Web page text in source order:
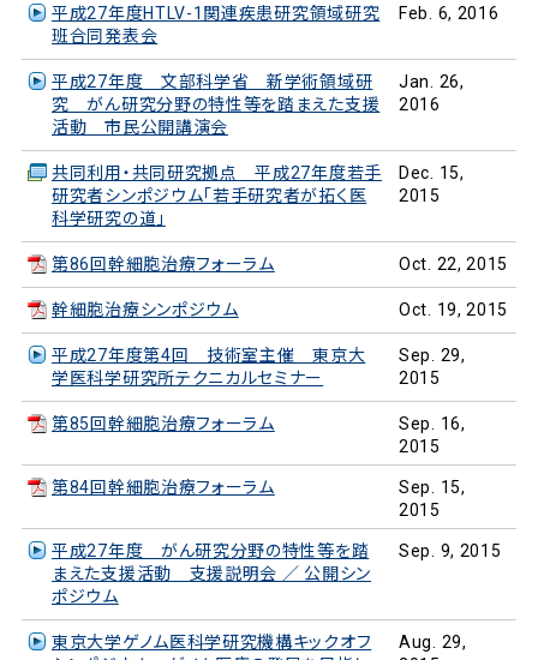
平成27年度HTLV-1関連疾患研究領域研究
班合同発表会
Feb. 6, 2016
平成27年度 文部科学省 新学術領域研
究 がん研究分野の特性等を踏まえた支援
活動 市民公開講演会
Jan. 26,
2016
共同利用・共同研究拠点 平成27年度若手
研究者シンポジウム「若手研究者が拓く医
科学研究の道」
Dec. 15,
2015
第86回幹細胞治療フォーラム Oct. 22, 2015
幹細胞治療シンポジウム Oct. 19, 2015
平成27年度第4回 技術室主催 東京大
学医科学研究所テクニカルセミナー
Sep. 29,
2015
第85回幹細胞治療フォーラム
Sep. 16,
2015
第84回幹細胞治療フォーラム
Sep. 15,
2015
平成27年度 がん研究分野の特性等を踏
まえた支援活動 支援説明会 ／ 公開シン
ポジウム
Sep. 9, 2015
東京大学ゲノム医科学研究機構キックオフ
Aug. 29,